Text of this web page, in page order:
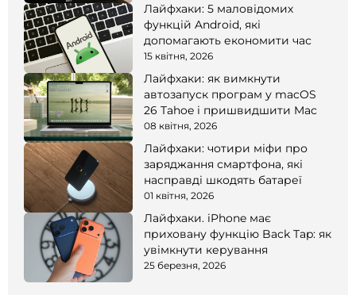
Лайфхаки: 5 маловідомих
функцій Android, які
допомагають економити час
15 квітня, 2026
Лайфхаки: як вимкнути
автозапуск програм у macOS
26 Tahoe і пришвидшити Mac
08 квітня, 2026
Лайфхаки: чотири міфи про
заряджання смартфона, які
насправді шкодять батареї
01 квітня, 2026
Лайфхаки. iPhone має
приховану функцію Back Tap: як
увімкнути керування
25 березня, 2026